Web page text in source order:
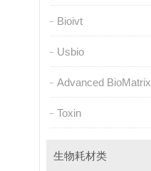
Bioivt
Usbio
Advanced BioMatrix
Toxin
生物耗材类